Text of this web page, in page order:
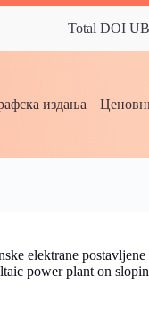
Total DOI
издања
elektrane
power plant on